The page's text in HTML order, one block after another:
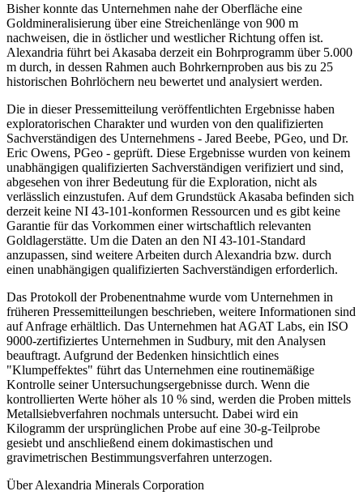
Bisher konnte das Unternehmen nahe der Oberfläche eine
Goldmineralisierung über eine Streichenlänge von 900 m
nachweisen, die in östlicher und westlicher Richtung offen ist.
Alexandria führt bei Akasaba derzeit ein Bohrprogramm über 5.000
m durch, in dessen Rahmen auch Bohrkernproben aus bis zu 25
historischen Bohrlöchern neu bewertet und analysiert werden.
Die in dieser Pressemitteilung veröffentlichten Ergebnisse haben
exploratorischen Charakter und wurden von den qualifizierten
Sachverständigen des Unternehmens - Jared Beebe, PGeo, und Dr.
Eric Owens, PGeo - geprüft. Diese Ergebnisse wurden von keinem
unabhängigen qualifizierten Sachverständigen verifiziert und sind,
abgesehen von ihrer Bedeutung für die Exploration, nicht als
verlässlich einzustufen. Auf dem Grundstück Akasaba befinden sich
derzeit keine NI 43-101-konformen Ressourcen und es gibt keine
Garantie für das Vorkommen einer wirtschaftlich relevanten
Goldlagerstätte. Um die Daten an den NI 43-101-Standard
anzupassen, sind weitere Arbeiten durch Alexandria bzw. durch
einen unabhängigen qualifizierten Sachverständigen erforderlich.
Das Protokoll der Probenentnahme wurde vom Unternehmen in
früheren Pressemitteilungen beschrieben, weitere Informationen sind
auf Anfrage erhältlich. Das Unternehmen hat AGAT Labs, ein ISO
9000-zertifiziertes Unternehmen in Sudbury, mit den Analysen
beauftragt. Aufgrund der Bedenken hinsichtlich eines
"Klumpeffektes" führt das Unternehmen eine routinemäßige
Kontrolle seiner Untersuchungsergebnisse durch. Wenn die
kontrollierten Werte höher als 10 % sind, werden die Proben mittels
Metallsiebverfahren nochmals untersucht. Dabei wird ein
Kilogramm der ursprünglichen Probe auf eine 30-g-Teilprobe
gesiebt und anschließend einem dokimastischen und
gravimetrischen Bestimmungsverfahren unterzogen.
Über Alexandria Minerals Corporation